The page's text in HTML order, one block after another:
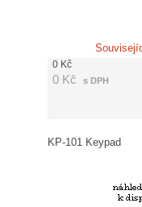
0 Kč
0 Kč s DPH
KP-101 Keypad